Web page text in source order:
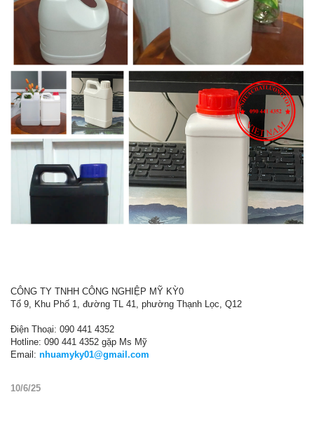
CÔNG TY TNHH CÔNG NGHIỆP MỸ KỲ0
Tổ 9, Khu Phố 1, đường TL 41, phường Thạnh Lọc, Q12
Điện Thoại: 090 441 4352
Hotline: 090 441 4352 gặp Ms Mỹ
Email: nhuamyky01@gmail.com
10/6/25